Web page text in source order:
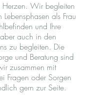
Herzen. Wir begleiten
als Frau
und Ihre
auch in den
zu begleiten. Die
und Beratung sind
zusammen mit
Fragen oder Sorgen
gern zur Seite.